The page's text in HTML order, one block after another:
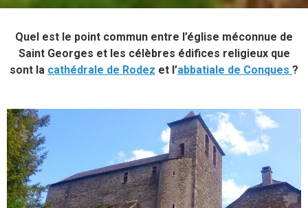
Quel est le point commun entre l’église méconnue de
Saint Georges et les célèbres édifices religieux que
sont la cathédrale de Rodez et l’abbatiale de Conques ?